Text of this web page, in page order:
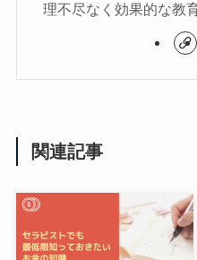
理不尽なく効果的な教
関連記事